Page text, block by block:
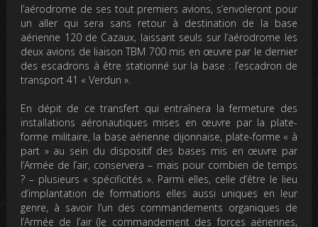
l’aérodrome de ses tout premiers avions, s’envoleront pour
un aller qui sera sans retour à destination de la base
aérienne 120 de Cazaux, laissant seuls sur l’aérodrome les
deux avions de liaison TBM 700 mis en œuvre par le dernier
des escadrons à être stationné sur la base : l’escadron de
transport 41 « Verdun ».
En dépit de ce transfert qui entraînera la fermeture des
installations aéronautiques mises en œuvre par la plate-
forme militaire, la base aérienne dijonnaise, plate-forme « à
part » au sein du dispositif des bases mis en œuvre par
l’Armée de l’air, conservera – mais pour combien de temps
? – plusieurs « spécificités ». Parmi elles, celle d’être le lieu
d’implantation de formations elles aussi uniques en leur
genre, à savoir l’un des commandements organiques de
l’Armée de l’air (le commandement des forces aériennes,